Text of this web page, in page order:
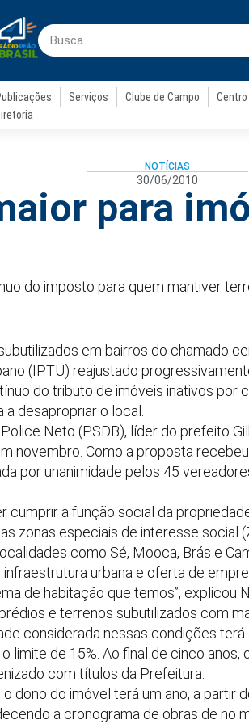
Serviços Clube de Campo
NOTÍCIAS
30/06/2010
para
do imposto para quem mantiver
em bairros do chamado
(IPTU) reajustado
do tributo de imóveis inativos por
desapropriar o local.
Neto (PSDB), líder do prefeito
novembro. Como a proposta
por unanimidade pelos 45
cumprir a função social da
zonas especiais de interesse social
como Sé, Mooca, Brás e
urbana e oferta de
de habitação que temos”, explicou
e terrenos subutilizados com
considerada nessas condições
limite de 15%. Ao final de cinco
com títulos da Prefeitura.
dono do imóvel terá um ano, a partir
a cronograma de obras de no